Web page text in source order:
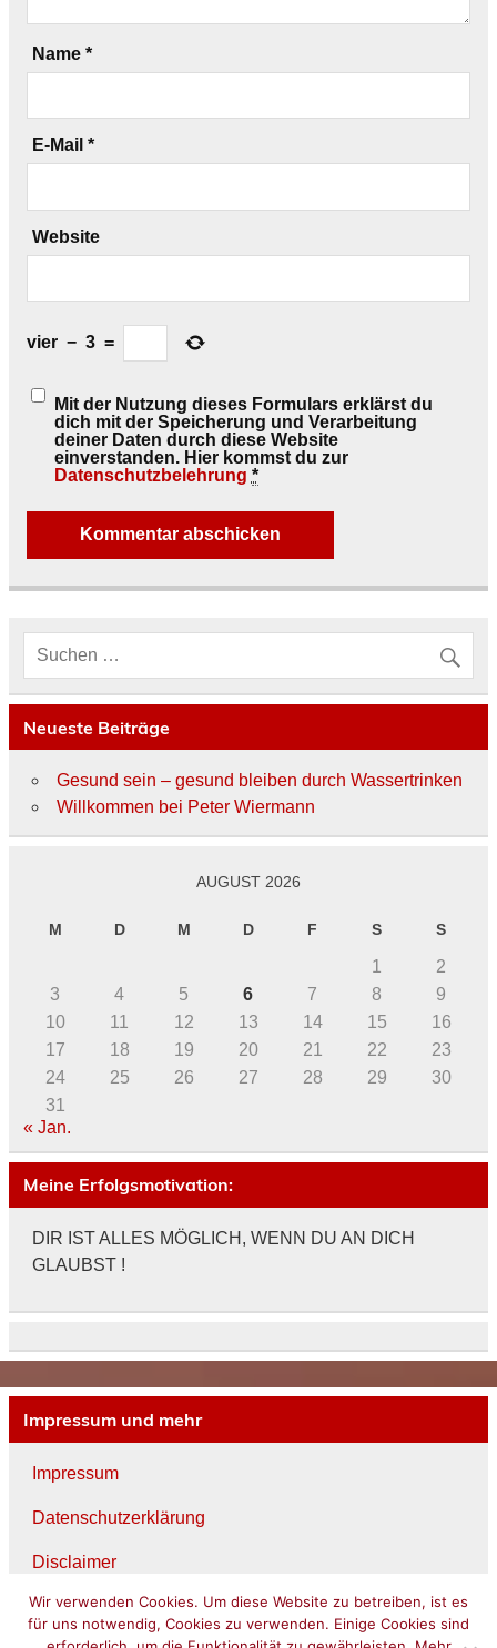
Name *
E-Mail *
Website
vier − 3 =
Mit der Nutzung dieses Formulars erklärst du
dich mit der Speicherung und Verarbeitung
deiner Daten durch diese Website
einverstanden. Hier kommst du zur
Datenschutzbelehrung *
Neueste Beiträge
Gesund sein – gesund bleiben durch Wassertrinken
Willkommen bei Peter Wiermann
AUGUST 2026
M D M D F S S
1
2
3
4 5 6 7 8
9
10
11 12 13 14 15
16
17
18 19 20 21 22
23
24
25 26 27 28 29
30
31
« Jan.
Meine Erfolgsmotivation:
DIR IST ALLES MÖGLICH, WENN DU AN DICH
GLAUBST !
Impressum und mehr
Impressum
Datenschutzerklärung
Disclaimer
Kontakt
Wir verwenden Cookies. Um diese Website zu betreiben, ist es
für uns notwendig, Cookies zu verwenden. Einige Cookies sind